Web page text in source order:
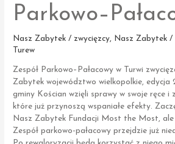
Nasz Zabytek / zwycięzcy, Nasz Zabytek /
Turew
Zespół Parkowo–Pałacowy w Turwi
Zabytek województwo wielkopolkie, edycja
gminy Kościan wzięli sprawy w swoje ręce i
które już przynoszą wspaniałe efekty.
Nasz Zabytek Fundacji Most the Most, ale
Zespół parkowo-pałacowy przejdzie już